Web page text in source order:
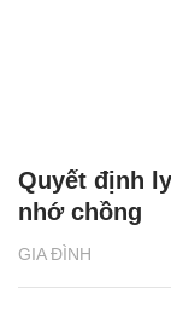
GIA ĐÌNH
Quyết định
nhớ chồng